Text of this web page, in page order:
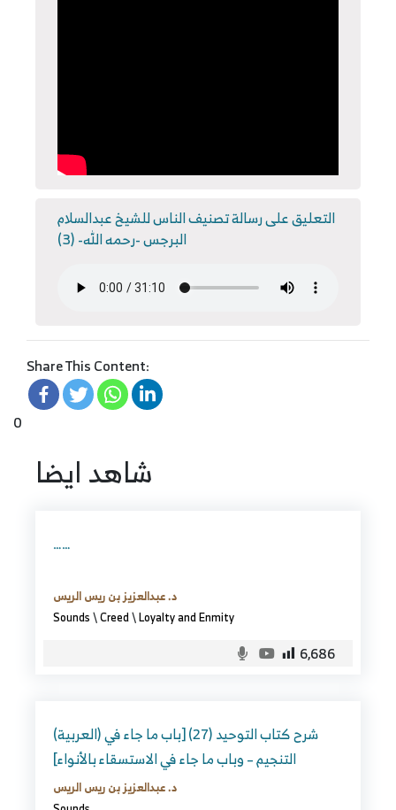
التعليق على رسالة تصنيف الناس للشيخ عبدالسلام
البرجس -رحمه الله- (3)
Share This Content:
0
شاهد ايضا
……
د. عبدالعزيز بن ريس الريس
Sounds\Creed\Loyalty and Enmity
6,686
(العربية) شرح كتاب التوحيد (27) [باب ما جاء في
التنجيم – وباب ما جاء في الاستسقاء بالأنواء]
د. عبدالعزيز بن ريس الريس